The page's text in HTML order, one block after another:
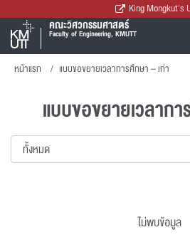
King Mongkut's
คณะวิศวกรรมศาสตร์
Faculty of Engineering, KMUTT
หน้าแรก แบบขอขยายเวลาการศึกษา – เก่า
แบบขอขยายเวลาก
ไม่พบข้อมูล